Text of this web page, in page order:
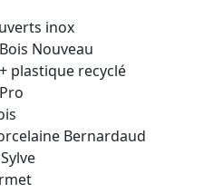
inox
Nouveau
plastique recyclé
Bernardaud